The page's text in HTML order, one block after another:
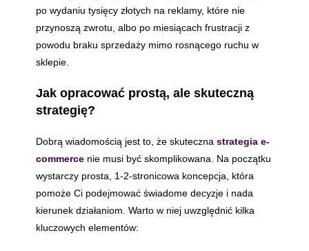
po wydaniu tysięcy złotych na reklamy, które nie
przynoszą zwrotu, albo po miesiącach frustracji z
powodu braku sprzedaży mimo rosnącego ruchu w
sklepie.
Jak opracować prostą, ale skuteczną
strategię?
Dobrą wiadomością jest to, że skutecznastrategia e-
commerce nie musi być skomplikowana. Na początku
wystarczy prosta, 1-2-stronicowa koncepcja, która
pomoże Ci podejmować świadome decyzje i nada
kierunek działaniom. Warto w niej uwzględnić kilka
kluczowych elementów: